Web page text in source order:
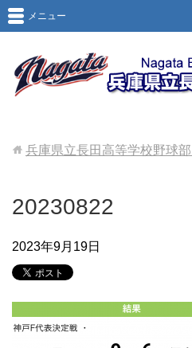
メニュー
兵庫県立長田高等学校野球部
20230822
2023年9月19日